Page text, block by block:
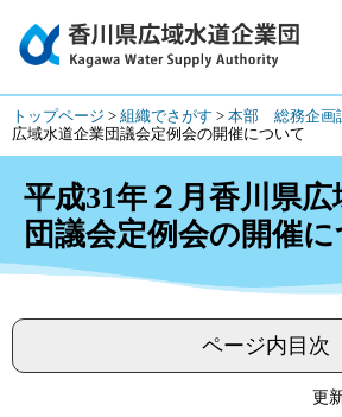
トップページ > 組織でさがす > 本部 総務企画
広域水道企業団議会定例会の開催について
平成31年２月香川県
団議会定例会の開催
ページ内目次
更